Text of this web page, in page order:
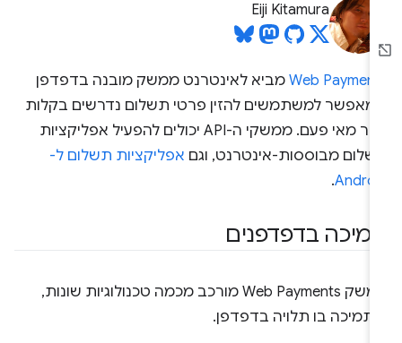
Eiji Kitamura
Webמביא לאינטרנט ממשק מובנה בדפדפן
למשתמשים להזין פרטי תשלום נדרשים בקלות
יותר מאי פעם. ממשקי ה-API יכולים להפעיל אפליקציות
מבוססות-אינטרנט, וגםאפליקציות תשלום ל-
.
בדפדפנים
ממשק Web Payments מורכב מכמה טכנולוגיות שונות,
בו תלויה בדפדפן.